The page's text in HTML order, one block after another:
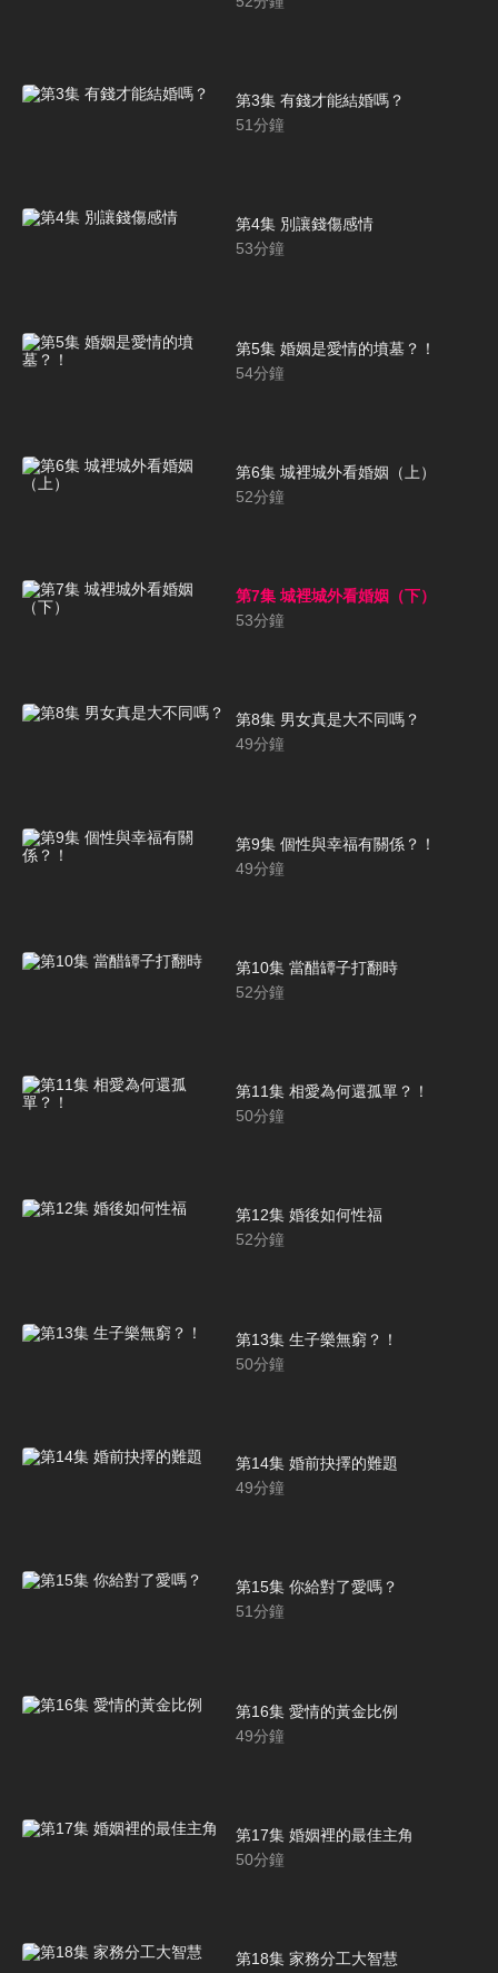
第3集 有錢才能結婚嗎？
51分鐘
第4集 別讓錢傷感情
53分鐘
第5集 婚姻是愛情的墳墓？！
54分鐘
第6集 城裡城外看婚姻（上）
52分鐘
第7集 城裡城外看婚姻（下）
53分鐘
第8集 男女真是大不同嗎？
49分鐘
第9集 個性與幸福有關係？！
49分鐘
第10集 當醋罈子打翻時
52分鐘
第11集 相愛為何還孤單？！
50分鐘
第12集 婚後如何性福
52分鐘
第13集 生子樂無窮？！
50分鐘
第14集 婚前抉擇的難題
49分鐘
第15集 你給對了愛嗎？
51分鐘
第16集 愛情的黃金比例
49分鐘
第17集 婚姻裡的最佳主角
50分鐘
第18集 家務分工大智慧